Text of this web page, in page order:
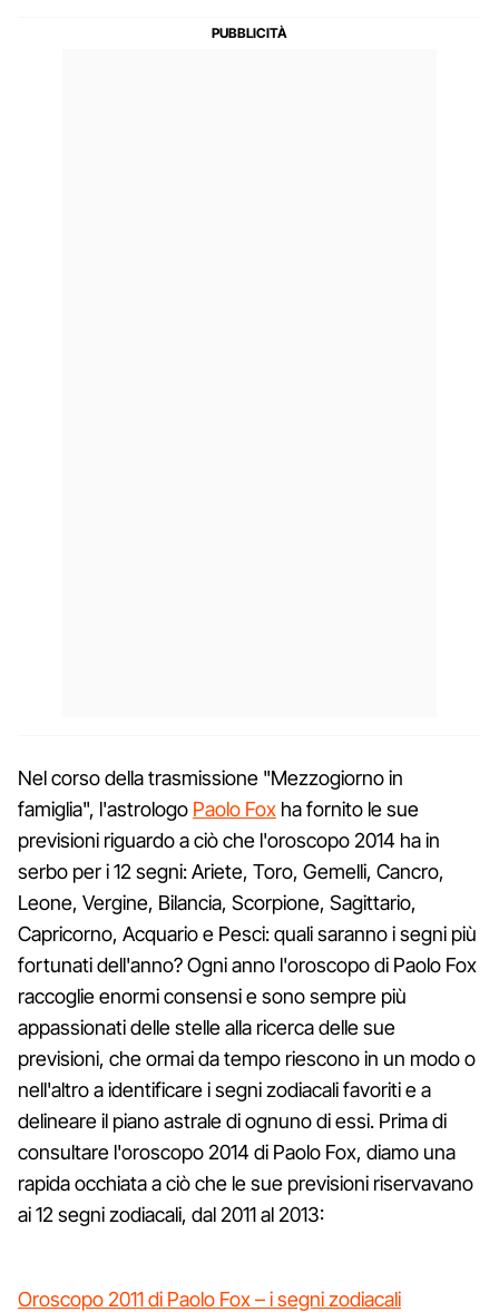
Nel corso della trasmissione "Mezzogiorno in
famiglia", l'astrologo Paolo Fox ha fornito le sue
previsioni riguardo a ciò che l'oroscopo 2014 ha in
serbo per i 12 segni: Ariete, Toro, Gemelli, Cancro,
Leone, Vergine, Bilancia, Scorpione, Sagittario,
Capricorno, Acquario e Pesci: quali saranno i segni più
fortunati dell'anno? Ogni anno l'oroscopo di Paolo Fox
raccoglie enormi consensi e sono sempre più
appassionati delle stelle alla ricerca delle sue
previsioni, che ormai da tempo riescono in un modo o
nell'altro a identificare i segni zodiacali favoriti e a
delineare il piano astrale di ognuno di essi. Prima di
consultare l'oroscopo 2014 di Paolo Fox, diamo una
rapida occhiata a ciò che le sue previsioni riservavano
ai 12 segni zodiacali, dal 2011 al 2013:
Oroscopo 2011 di Paolo Fox – i segni zodiacali